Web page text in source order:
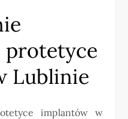
protetyce
Lublinie
implantów w